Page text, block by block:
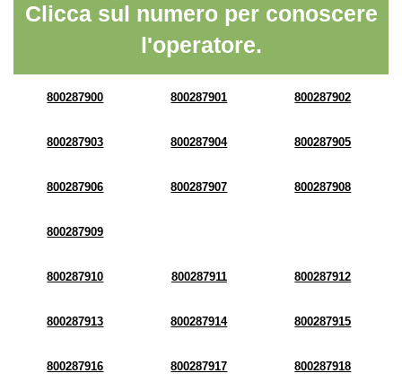
Clicca sul numero per conoscere
l'operatore.
800287900 800287901 800287902
800287903 800287904 800287905
800287906 800287907 800287908
800287909
800287910 800287911 800287912
800287913 800287914 800287915
800287916 800287917 800287918